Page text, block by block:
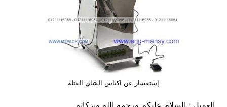
إستفسار عن اكياس الشاي الفتلة
العميل : السلام عليكم ورحمه الله وبركاته